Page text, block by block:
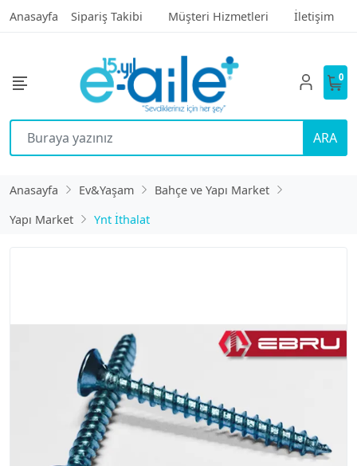
Anasayfa Sipariş Takibi Müşteri Hizmetleri İletişim
ARA
0
Anasayfa Ev&Yaşam
Bahçe ve Yapı Market
Yapı Market
Ynt İthalat